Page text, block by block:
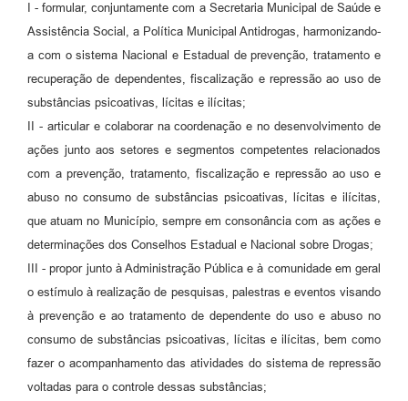
I - formular, conjuntamente com a Secretaria Municipal de Saúde e
Assistência Social, a Política Municipal Antidrogas, harmonizando-
a com o sistema Nacional e Estadual de prevenção, tratamento e
recuperação de dependentes, fiscalização e repressão ao uso de
substâncias psicoativas, lícitas e ilícitas;
II - articular e colaborar na coordenação e no desenvolvimento de
ações junto aos setores e segmentos competentes relacionados
com a prevenção, tratamento, fiscalização e repressão ao uso e
abuso no consumo de substâncias psicoativas, lícitas e ilícitas,
que atuam no Município, sempre em consonância com as ações e
determinações dos Conselhos Estadual e Nacional sobre Drogas;
III - propor junto à Administração Pública e à comunidade em geral
o estímulo à realização de pesquisas, palestras e eventos visando
à prevenção e ao tratamento de dependente do uso e abuso no
consumo de substâncias psicoativas, lícitas e ilícitas, bem como
fazer o acompanhamento das atividades do sistema de repressão
voltadas para o controle dessas substâncias;